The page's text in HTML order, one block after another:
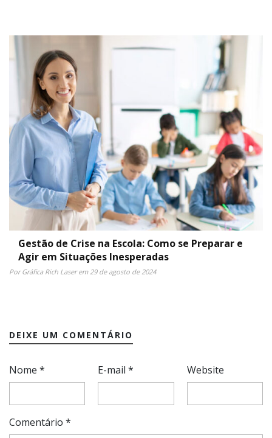
Gestão de Crise na Escola: Como se Preparar e
Agir em Situações Inesperadas
Por Gráfica Rich Laser em 29 de agosto de 2024
DEIXE UM COMENTÁRIO
Nome * E-mail* Website
Comentário *